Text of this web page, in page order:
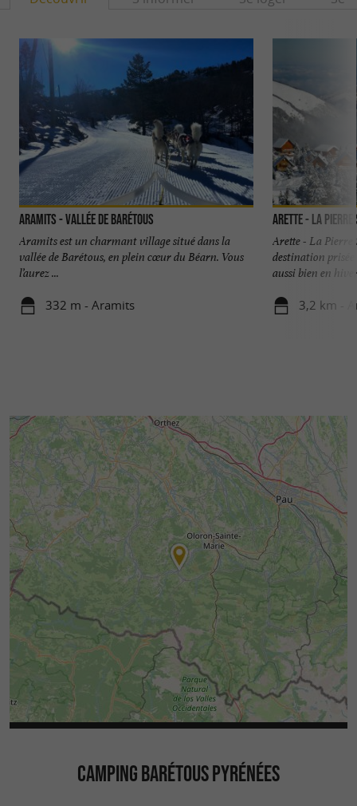
Aramits - Vallée de Barétous
Aramits est un charmant village situé dans la
vallée de Barétous, en plein cœur du Béarn. Vous
l’aurez ...
332 m - Aramits
Arette - La
Arette - La
destination
aussi bien en
3,2 km -
CAMPING BARÉTOUS PYRÉNÉES